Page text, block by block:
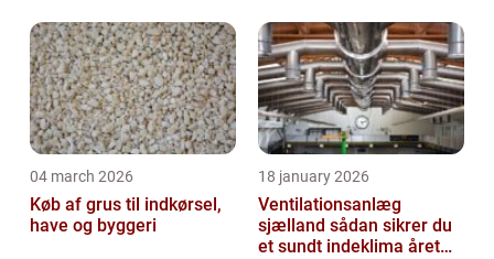
04 march 2026
Køb af grus til indkørsel,
have og byggeri
18 january 2026
Ventilationsanlæg
sjælland sådan sikrer du
et sundt indeklima året